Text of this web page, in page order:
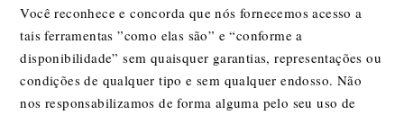
Você reconhece e concorda que nós fornecemos acesso a
tais ferramentas ”como elas são” e “conforme a
disponibilidade” sem quaisquer garantias, representações ou
condições de qualquer tipo e sem qualquer endosso. Não
nos responsabilizamos de forma alguma pelo seu uso de